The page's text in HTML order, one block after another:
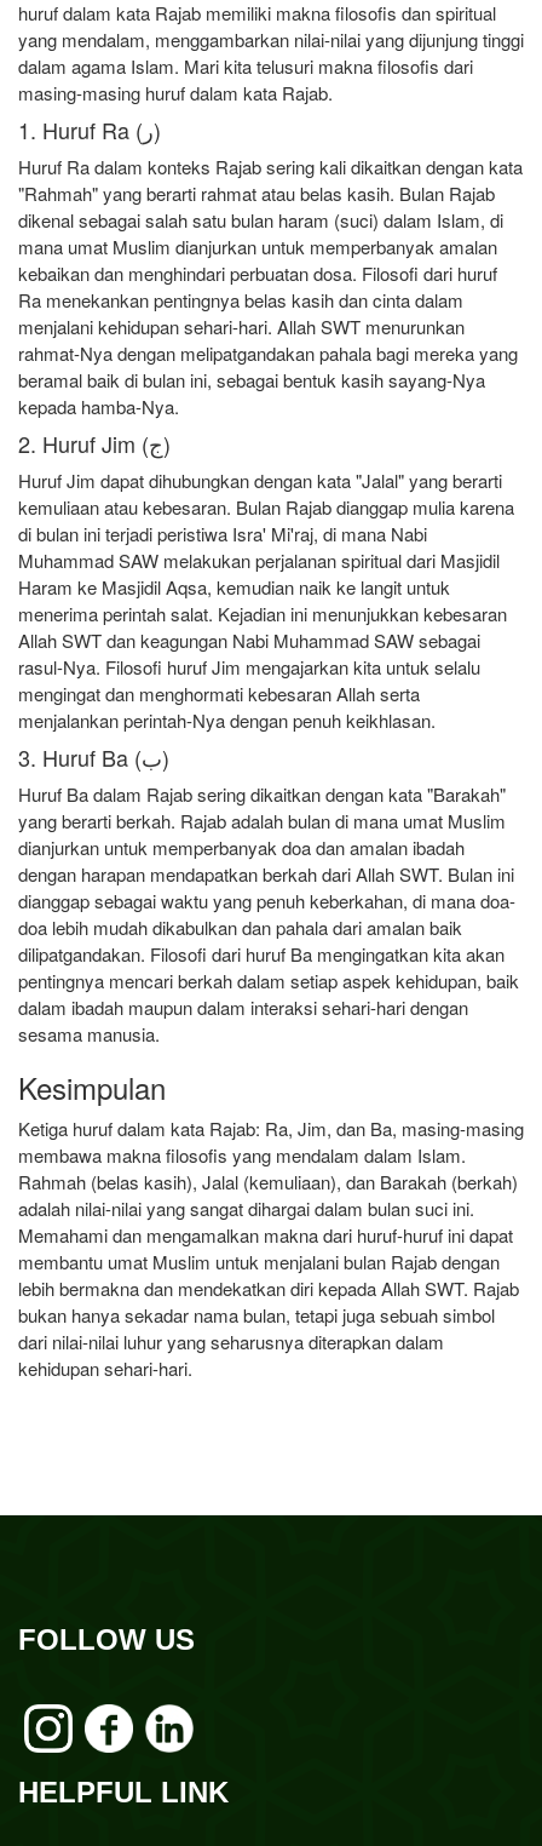
huruf dalam kata Rajab memiliki makna filosofis dan spiritual
yang mendalam, menggambarkan nilai-nilai yang dijunjung tinggi
dalam agama Islam. Mari kita telusuri makna filosofis dari
masing-masing huruf dalam kata Rajab.
1. Huruf Ra (ر)
Huruf Ra dalam konteks Rajab sering kali dikaitkan dengan kata
"Rahmah"yang berarti rahmat atau belas kasih. Bulan Rajab
dikenal sebagai salah satu bulan haram (suci) dalam Islam, di
mana umat Muslim dianjurkan untuk memperbanyak amalan
kebaikan dan menghindari perbuatan dosa. Filosofi dari huruf
Ra menekankan pentingnya belas kasih dan cinta dalam
menjalani kehidupan sehari-hari. Allah SWT menurunkan
rahmat-Nya dengan melipatgandakan pahala bagi mereka yang
beramal baik di bulan ini, sebagai bentuk kasih sayang-Nya
kepada hamba-Nya.
2. Huruf Jim (ج)
Huruf Jim dapat dihubungkan dengan kata"Jalal"yang berarti
kemuliaan atau kebesaran. Bulan Rajab dianggap mulia karena
di bulan ini terjadi peristiwa Isra' Mi'raj, di mana Nabi
Muhammad SAW melakukan perjalanan spiritual dari Masjidil
Haram ke Masjidil Aqsa, kemudian naik ke langit untuk
menerima perintah salat. Kejadian ini menunjukkan kebesaran
Allah SWT dan keagungan Nabi Muhammad SAW sebagai
rasul-Nya. Filosofi huruf Jim mengajarkan kita untuk selalu
mengingat dan menghormati kebesaran Allah serta
menjalankan perintah-Nya dengan penuh keikhlasan.
3. Huruf Ba (ب)
Huruf Ba dalam Rajab sering dikaitkan dengan kata"Barakah"
yang berarti berkah. Rajab adalah bulan di mana umat Muslim
dianjurkan untuk memperbanyak doa dan amalan ibadah
dengan harapan mendapatkan berkah dari Allah SWT. Bulan ini
dianggap sebagai waktu yang penuh keberkahan, di mana doa-
doa lebih mudah dikabulkan dan pahala dari amalan baik
dilipatgandakan. Filosofi dari huruf Ba mengingatkan kita akan
pentingnya mencari berkah dalam setiap aspek kehidupan, baik
dalam ibadah maupun dalam interaksi sehari-hari dengan
sesama manusia.
Kesimpulan
Ketiga huruf dalam kata Rajab: Ra, Jim, dan Ba, masing-masing
membawa makna filosofis yang mendalam dalam Islam.
Rahmah (belas kasih), Jalal (kemuliaan), dan Barakah (berkah)
adalah nilai-nilai yang sangat dihargai dalam bulan suci ini.
Memahami dan mengamalkan makna dari huruf-huruf ini dapat
membantu umat Muslim untuk menjalani bulan Rajab dengan
lebih bermakna dan mendekatkan diri kepada Allah SWT. Rajab
bukan hanya sekadar nama bulan, tetapi juga sebuah simbol
dari nilai-nilai luhur yang seharusnya diterapkan dalam
kehidupan sehari-hari.
FOLLOW US
HELPFUL LINK